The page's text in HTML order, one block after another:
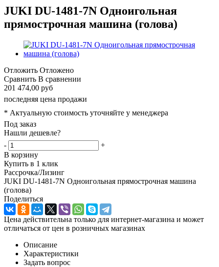
JUKI DU-1481-7N Одноигольная
прямострочная машина (голова)
Отложить Отложено
Сравнить В сравнении
201 474,00 руб
последняя цена продажи
* Актуальную стоимость уточняйте у менеджера
Под заказ
Нашли дешевле?
-
+
В корзину
Купить в 1 клик
Рассрочка/Лизинг
JUKI DU-1481-7N Одноигольная прямострочная машина
(голова)
Поделиться
Цена действительна только для интернет-магазина и может
отличаться от цен в розничных магазинах
Описание
Характеристики
Задать вопрос